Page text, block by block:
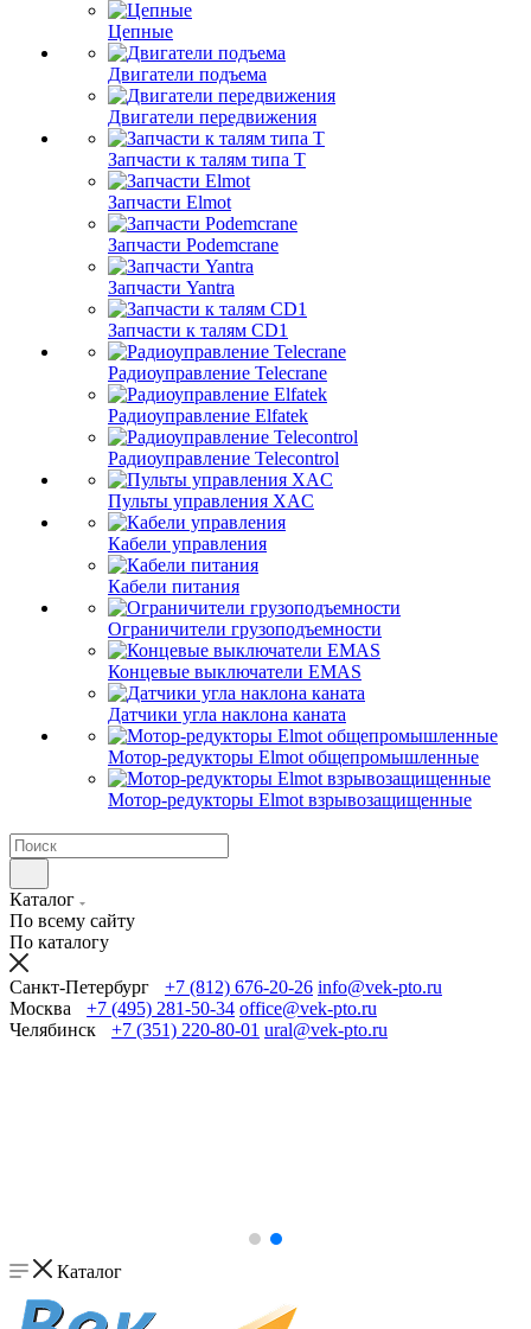
Цепные
Двигатели подъема
Двигатели передвижения
Запчасти к талям типа Т
Запчасти Elmot
Запчасти Podemcrane
Запчасти Yantra
Запчасти к талям CD1
Радиоуправление Telecrane
Радиоуправление Elfatek
Радиоуправление Telecontrol
Пульты управления XAC
Кабели управления
Кабели питания
Ограничители грузоподъемности
Концевые выключатели EMAS
Датчики угла наклона каната
Мотор-редукторы Elmot общепромышленные
Мотор-редукторы Elmot взрывозащищенные
Каталог
По всему сайту
По каталогу
Санкт-Петербург +7 (812) 676-20-26 info@vek-pto.ru
Москва
+7 (495) 281-50-34 office@vek-pto.ru
Челябинск
+7 (351) 220-80-01 ural@vek-pto.ru
Каталог